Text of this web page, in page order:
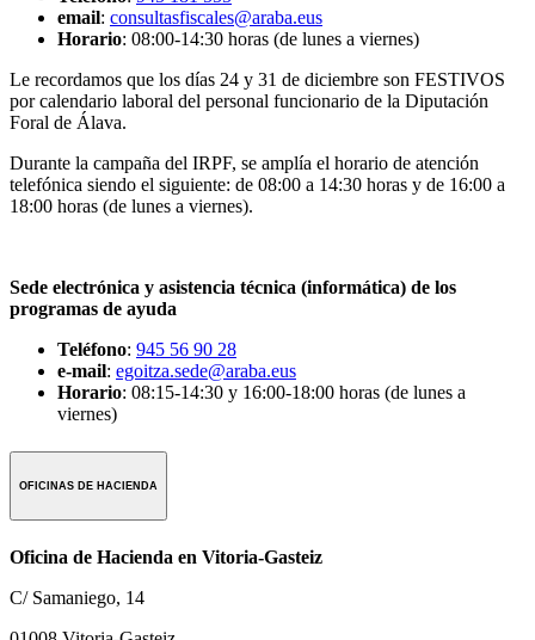
email: consultasfiscales@araba.eus
Horario: 08:00-14:30 horas (de lunes a viernes)
Le recordamos que los días 24 y 31 de diciembre son FESTIVOS
por calendario laboral del personal funcionario de la Diputación
Foral de Álava.
Durante la campaña del IRPF, se amplía el horario de atención
telefónica siendo el siguiente: de 08:00 a 14:30 horas y de 16:00 a
18:00 horas (de lunes a viernes).
Sede electrónica y asistencia técnica (informática) de los
programas de ayuda
Teléfono: 945 56 90 28
e-mail: egoitza.sede@araba.eus
Horario: 08:15-14:30 y 16:00-18:00 horas (de lunes a
viernes)
OFICINAS DE HACIENDA
Oficina de Hacienda en Vitoria-Gasteiz
C/ Samaniego, 14